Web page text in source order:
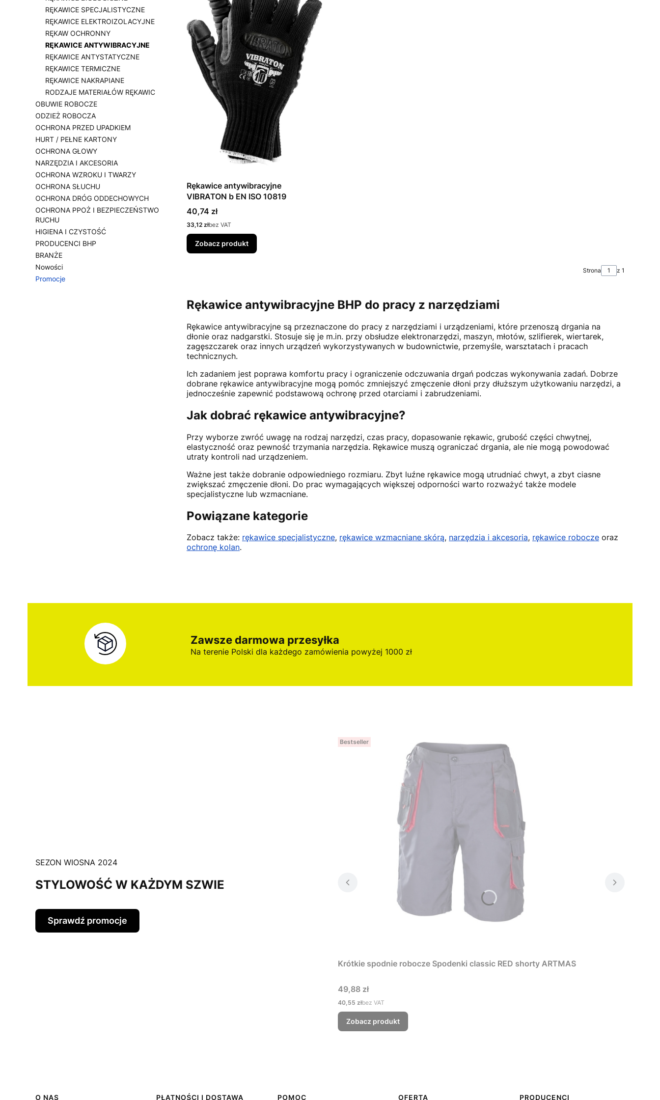
RĘKAWICE SPECJALISTYCZNE
RĘKAWICE ELEKTROIZOLACYJNE
RĘKAW OCHRONNY
RĘKAWICE ANTYWIBRACYJNE
RĘKAWICE ANTYSTATYCZNE
RĘKAWICE TERMICZNE
RĘKAWICE NAKRAPIANE
RODZAJE MATERIAŁÓW RĘKAWIC
OBUWIE ROBOCZE
ODZIEŻ ROBOCZA
OCHRONA PRZED UPADKIEM
HURT / PEŁNE KARTONY
OCHRONA GŁOWY
NARZĘDZIA I AKCESORIA
OCHRONA WZROKU I TWARZY
OCHRONA SŁUCHU
OCHRONA DRÓG ODDECHOWYCH
OCHRONA PPOŻ I BEZPIECZEŃSTWO
RUCHU
HIGIENA I CZYSTOŚĆ
PRODUCENCI BHP
BRANŻE
Nowości
Promocje
Rękawice antywibracyjne
VIBRATON b EN ISO 10819
Cena
40,74 zł
Cena
33,12 złbez VAT
Zobacz produkt
Strona z 1
Rękawice antywibracyjne BHP do pracy z narzędziami
Rękawice antywibracyjne są przeznaczone do pracy z narzędziami i urządzeniami, które przenoszą drgania na
dłonie oraz nadgarstki. Stosuje się je m.in. przy obsłudze elektronarzędzi, maszyn, młotów, szlifierek, wiertarek,
zagęszczarek oraz innych urządzeń wykorzystywanych w budownictwie, przemyśle, warsztatach i pracach
technicznych.
Ich zadaniem jest poprawa komfortu pracy i ograniczenie odczuwania drgań podczas wykonywania zadań. Dobrze
dobrane rękawice antywibracyjne mogą pomóc zmniejszyć zmęczenie dłoni przy dłuższym użytkowaniu narzędzi, a
jednocześnie zapewnić podstawową ochronę przed otarciami i zabrudzeniami.
Jak dobrać rękawice antywibracyjne?
Przy wyborze zwróć uwagę na rodzaj narzędzi, czas pracy, dopasowanie rękawic, grubość części chwytnej,
elastyczność oraz pewność trzymania narzędzia. Rękawice muszą ograniczać drgania, ale nie mogą powodować
utraty kontroli nad urządzeniem.
Ważne jest także dobranie odpowiedniego rozmiaru. Zbyt luźne rękawice mogą utrudniać chwyt, a zbyt ciasne
zwiększać zmęczenie dłoni. Do prac wymagających większej odporności warto rozważyć także modele
specjalistyczne lub wzmacniane.
Powiązane kategorie
Zobacz także: rękawice specjalistyczne, rękawice wzmacniane skórą, narzędzia i akcesoria, rękawice robocze oraz
ochronę kolan.
Zawsze darmowa przesyłka
Na terenie Polski dla każdego zamówienia powyżej 1000 zł
SEZON WIOSNA 2024
STYLOWOŚĆ W KAŻDYM SZWIE
Sprawdź promocje
Bestseller
Krótkie spodnie robocze Spodenki classic RED shorty ARTMAS
Cena
49,88 zł
Cena
40,55 złbez VAT
Zobacz produkt
O NAS PŁATNOŚCI I DOSTAWA POMOC OFERTA PRODUCENCI